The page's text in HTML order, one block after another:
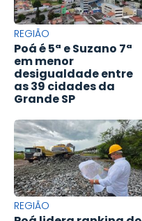
REGIÃO
Poá é 5ª e Suzano 7ª
em menor
desigualdade entre
as 39 cidades da
Grande SP
REGIÃO